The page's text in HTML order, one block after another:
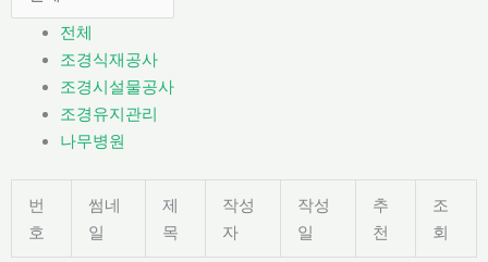
전체
조경식재공사
조경시설물공사
조경유지관리
나무병원
번
호
썸네
일
제
목
작성
자
작성
일
추
천
조
회